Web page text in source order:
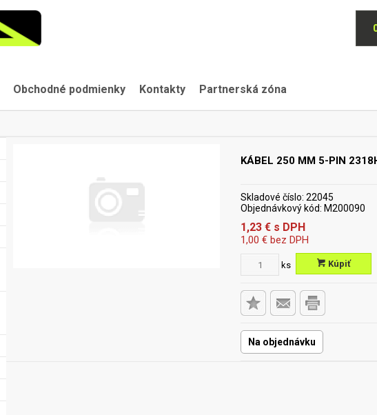
Obchodné podmienky Kontakty Partnerská zóna
KÁBEL 250 MM 5-PIN
Skladové číslo: 22045
Objednávkový kód: M200090
1,23 € s DPH
1,00 € bez DPH
ks Kúpiť
Na objednávku